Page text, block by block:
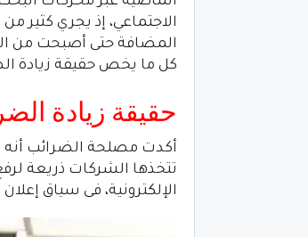
الاجتماعي، إذ يجري كثير
المضافة حتى أصبحت من
كل ما يخص حقيقة زيادة
حقيقة زيادة
أكدت مصلحة الضرائب أنه
تتخذها الشركات ذريعة
الإلكترونية، فى سياق